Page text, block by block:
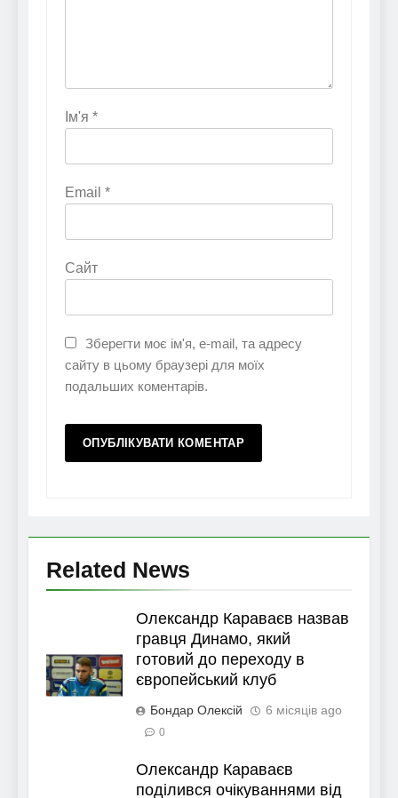
Ім'я *
Email *
Сайт
Зберегти моє ім'я, e-mail, та адресу
сайту в цьому браузері для моїх
подальших коментарів.
Related News
Олександр Караваєв назвав
гравця Динамо, який
готовий до переходу в
європейський клуб
Бондар Олексій 6 місяців ago
0
Олександр Караваєв
поділився очікуваннями від